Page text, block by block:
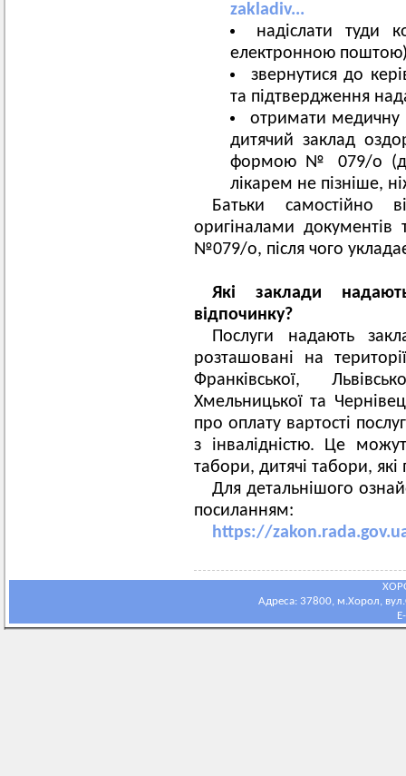
zakladiv...
надіслати туди
електронною
звернутися до
та підтвердження
отримати медичну
дитячий заклад
формою № 079/о
лікарем не пізніше,
Батьки самостійно
оригіналами
№079/о, після чого
Які заклади
відпочинку?
Послуги надають
розташовані на
Франківської,
Хмельницької та
про оплату вартості
з інвалідністю. Це
табори, дитячі табори,
Для детальнішого
посиланням:
https://
Адреса: 37800, м.Хорол,